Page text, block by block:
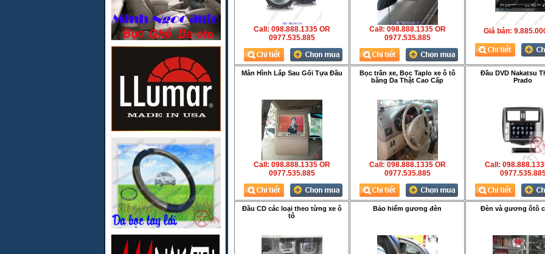
Call: 098.888.1335 OR
0977.535.885
Call: 098.888.1335 OR
0977.535.885
Giá bán:
Màn Hình Lắp Sau Gối Tựa Đầu
Call: 098.888.1335 OR
0977.535.885
Bọc trần xe, Bọc Taplo xe ô tô
bằng Da Thật Cao Cấp
Call: 098.888.1335 OR
0977.535.885
Đầu DVD Nakatsu
Prado
Call:
Đầu CD các loại theo từng xe ô
tô
Bảo hiểm gương đèn Đèn và gương ôtô